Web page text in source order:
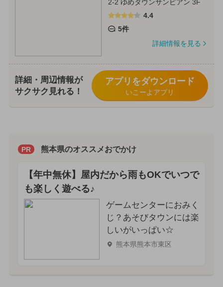
2-2 ゆめタウンサンピアン 3F
4.4
5件
詳細情報を見る
詳細・周辺情報が
サクサク見れる！
アプリをダウンロード
いこーよアプリ
PR 熊本県のオススメおでかけ
【年中無休】屋内だから雨もOKでいつで
も楽しく遊べる♪
ゲームセンターにおみく
じ？あそびタウンには楽
しいがいっぱい☆
熊本県熊本市東区